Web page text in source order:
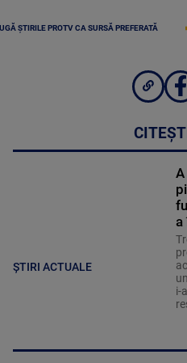
ȘTIRILE PROTV CA SURSĂ PREFERATĂ
ȘTIRI ACTUALE
a
i-